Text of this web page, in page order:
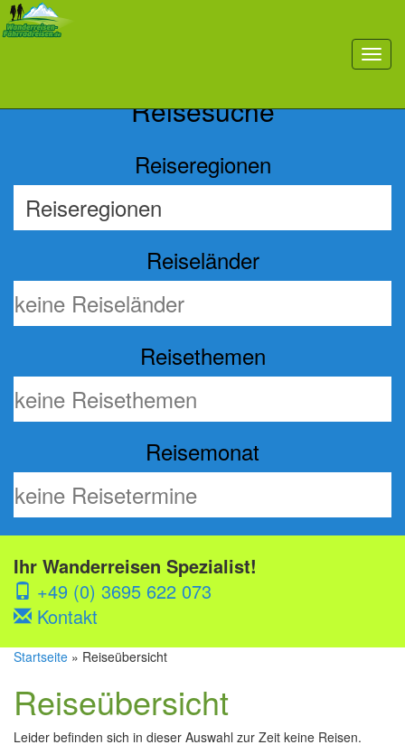
toggle
Reisesuche
Reiseregionen
Reiseländer
Reisethemen
Reisemonat
Ihr Wanderreisen Spezialist!
+49 (0) 3695 622 073
Kontakt
Startseite » Reiseübersicht
Reiseübersicht
Leider befinden sich in dieser Auswahl zur Zeit keine Reisen.